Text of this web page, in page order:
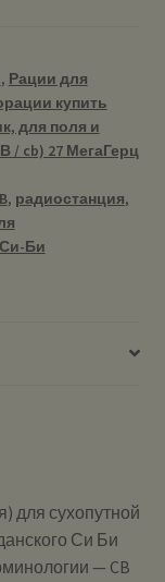
, Рации для
купить
для поля и
/ cb) 27 МегаГерц
, радиостанция,
Си-Би
для сухопутной
Си Би
— CB